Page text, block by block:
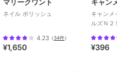
マリークワント
ネイル ポリッシュ
4.23 （34件）
¥1,650
キャン
キャン
ルズＮ２
¥396